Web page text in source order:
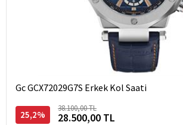
Gc GCX72029G7S Erkek Kol Saati
25,2%
38.100,00 TL
28.500,00 TL